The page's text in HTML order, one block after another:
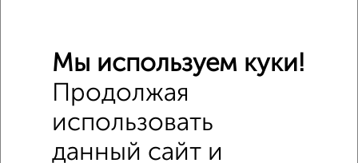
Собственник, 16.05.2022
Мы используем куки!
Продолжая
использовать
данный сайт и